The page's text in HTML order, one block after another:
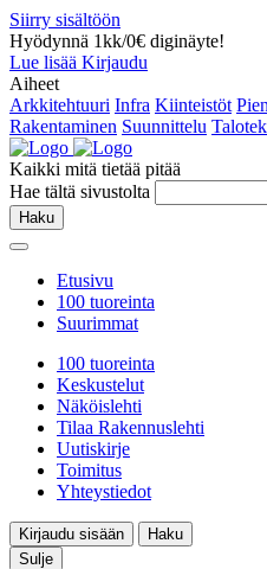
Siirry sisältöön
Hyödynnä 1kk/0€ diginäyte!
Lue lisää Kirjaudu
Aiheet
Arkkitehtuuri Infra Kiinteistöt
Rakentaminen Suunnittelu
Kaikki mitä tietää pitää
Hae tältä sivustolta
Haku
Etusivu
100 tuoreinta
Suurimmat
100 tuoreinta
Keskustelut
Näköislehti
Tilaa Rakennuslehti
Uutiskirje
Toimitus
Yhteystiedot
Kirjaudu sisään
Haku
Sulje